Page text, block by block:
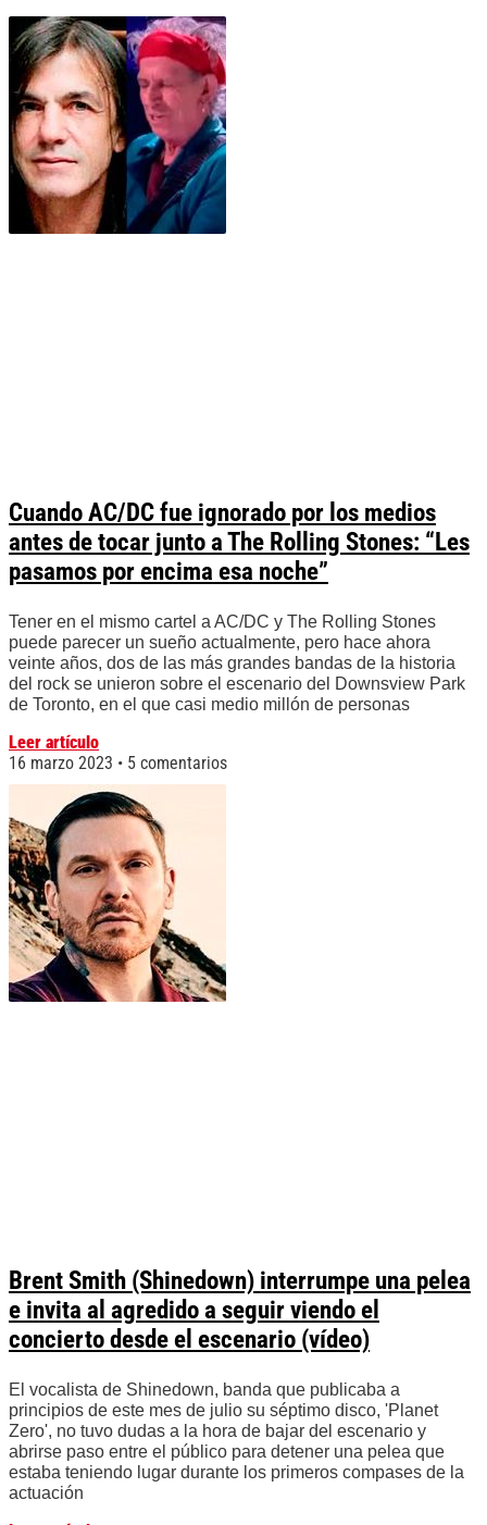
Cuando AC/DC fue ignorado por los medios
antes de tocar junto a The Rolling Stones: “Les
pasamos por encima esa noche”
Tener en el mismo cartel a AC/DC y The Rolling Stones
puede parecer un sueño actualmente, pero hace ahora
veinte años, dos de las más grandes bandas de la historia
del rock se unieron sobre el escenario del Downsview Park
de Toronto, en el que casi medio millón de personas
Leer artículo
16 marzo 2023
5 comentarios
Brent Smith (Shinedown) interrumpe una pelea
e invita al agredido a seguir viendo el
concierto desde el escenario (vídeo)
El vocalista de Shinedown, banda que publicaba a
principios de este mes de julio su séptimo disco, 'Planet
Zero', no tuvo dudas a la hora de bajar del escenario y
abrirse paso entre el público para detener una pelea que
estaba teniendo lugar durante los primeros compases de la
actuación